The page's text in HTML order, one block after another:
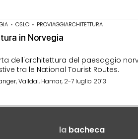
• OSLO • PROVIAGGIARCHITETTURA
in Norvegia
dell'architettura del paesaggio
tra le National Tourist Routes.
Valldal, Hamar, 2-7 luglio 2013
la bacheca